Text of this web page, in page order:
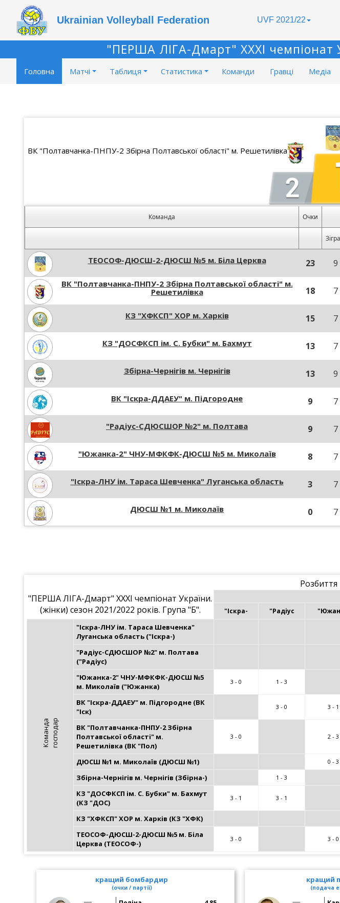
Ukrainian Volleyball Federation UVF 2021/22
"ПЕРША ЛІГА-Дмарт" XXXІ чемпіонат
Головна Матчі Таблиця Статистика Команди Гравці Медіа
ВК "Полтавчанка-ПНПУ-2 Збірна Полтавської області" м. Решетилівка
Команда Очки
ТЕОСОФ-ДЮСШ-2-ДЮСШ №5 м. Біла Церква 23 9
ВК "Полтавчанка-ПНПУ-2 Збірна Полтавської області" м.
Решетилівка
18 7
КЗ "ХФКСП" ХОР м. Харків 15 7
КЗ "ДОСФКСП ім. С. Бубки" м. Бахмут 13 7
Збірна-Чернігів м. Чернігів 13 9
ВК "Іскра-ДДАЕУ" м. Підгородне 9 7
"Радіус-СДЮСШОР №2" м. Полтава 9 7
"Южанка-2" ЧНУ-МФКФК-ДЮСШ №5 м. Миколаїв 8 7
"Іскра-ЛНУ ім. Тараса Шевченка" Луганська область 3 7
ДЮСШ №1 м. Миколаїв 0 7
Розбиття
"ПЕРША ЛІГА-Дмарт" XXXІ чемпіонат України.
(жінки) сезон 2021/2022 років. Група "Б".
"Іскра- "Радіус
К
о
м
а
н
д
а
г
о
с
п
о
д
ар
"Іскра-ЛНУ ім. Тараса Шевченка"
Луганська область ("Іскра-)
"Радіус-СДЮСШОР №2" м. Полтава
("Радіус)
"Южанка-2" ЧНУ-МФКФК-ДЮСШ №5
м. Миколаїв ("Южанка)
3 - 0 1 - 3
ВК "Іскра-ДДАЕУ" м. Підгородне (ВК
"Іск)
3 - 0 3 - 1
ВК "Полтавчанка-ПНПУ-2 Збірна
Полтавської області" м.
Решетилівка (ВК "Пол)
3 - 0 2 - 3
ДЮСШ №1 м. Миколаїв (ДЮСШ №1) 0 - 3
Збірна-Чернігів м. Чернігів (Збірна-) 1 - 3
КЗ "ДОСФКСП ім. С. Бубки" м. Бахмут
(КЗ "ДОС)
3 - 1 3 - 1
КЗ "ХФКСП" ХОР м. Харків (КЗ "ХФК)
ТЕОСОФ-ДЮСШ-2-ДЮСШ №5 м. Біла
Церква (ТЕОСОФ-)
3 - 0 3 - 0
кращий бомбардир
(очки / партії)
кращий
(подача